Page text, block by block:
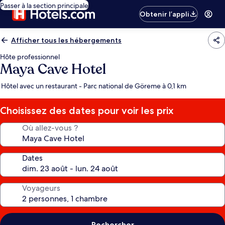
Passer à la section principale
Obtenir l’appli
Afficher tous les hébergements
Hôte professionnel
Maya Cave Hotel
Hôtel avec un restaurant - Parc national de Göreme à 0,1 km
Choisissez des dates pour voir les prix
Où allez-vous ?
Dates
Voyageurs